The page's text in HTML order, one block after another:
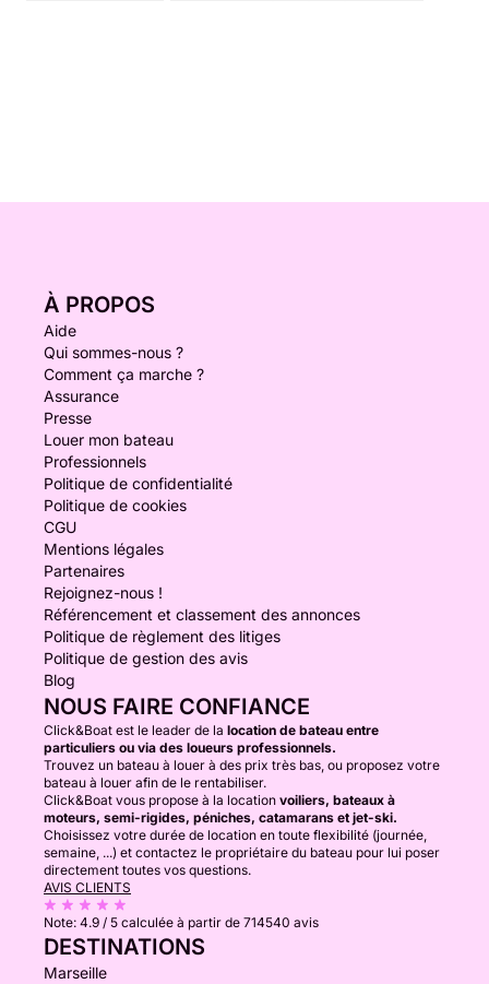
À PROPOS
Aide
Qui sommes-nous ?
Comment ça marche ?
Assurance
Presse
Louer mon bateau
Professionnels
Politique de confidentialité
Politique de cookies
CGU
Mentions légales
Partenaires
Rejoignez-nous !
Référencement et classement des annonces
Politique de règlement des litiges
Politique de gestion des avis
Blog
NOUS FAIRE CONFIANCE
Click&Boat est le leader de la location de bateau entre
particuliers ou via des loueurs professionnels.
Trouvez un bateau à louer à des prix très bas, ou proposez votre
bateau à louer afin de le rentabiliser.
Click&Boat vous propose à la location voiliers, bateaux à
moteurs, semi-rigides, péniches, catamarans et jet-ski.
Choisissez votre durée de location en toute flexibilité (journée,
semaine, ...) et contactez le propriétaire du bateau pour lui poser
directement toutes vos questions.
AVIS CLIENTS
Note: 4.9 / 5 calculée à partir de 714540 avis
DESTINATIONS
Marseille